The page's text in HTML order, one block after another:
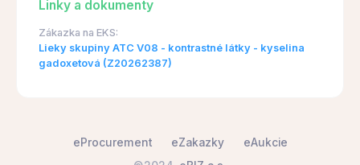
Linky a dokumenty
Zákazka na EKS:
Lieky skupiny ATC V08 - kontrastné látky - kyselina
gadoxetová (Z20262387)
eProcurement eZakazky eAukcie